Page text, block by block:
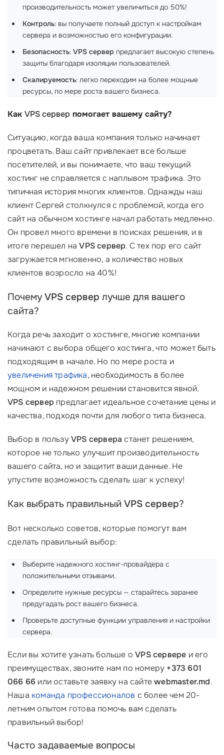
производительность может увеличиться до 50%!
Контроль: вы получаете полный доступ к настройкам
сервера и возможностью его конфигурации.
Безопасность: VPS сервер предлагает высокую степень
защиты благодаря изоляции пользователей.
Скалируемость: легко переходим на более мощные
ресурсы, по мере роста вашего бизнеса.
Как VPS сервер помогает вашему сайту?
Ситуацию, когда ваша компания только начинает
процветать. Ваш сайт привлекает все больше
посетителей, и вы понимаете, что ваш текущий
хостинг не справляется с наплывом трафика. Это
типичная история многих клиентов. Однажды наш
клиент Сергей столкнулся с проблемой, когда его
сайт на обычном хостинге начал работать медленно.
Он провел много времени в поисках решения, и в
итоге перешел наVPS сервер. С тех пор его сайт
загружается мгновенно, а количество новых
клиентов возросло на 40%!
Почему VPS сервер лучше для вашего
сайта?
Когда речь заходит о хостинге, многие компании
начинают с выбора общего хостинга, что может быть
подходящим в начале. Но по мере роста и
увеличения трафика, необходимость в более
мощном и надежном решении становится явной.
VPS сервер предлагает идеальное сочетание цены и
качества, подходя почти для любого типа бизнеса.
Выбор в пользуVPS сервера станет решением,
которое не только улучшит производительность
вашего сайта, но и защитит ваши данные. Не
упустите возможность сделать шаг к успеху!
Как выбрать правильный VPS сервер?
Вот несколько советов, которые помогут вам
сделать правильный выбор:
Выберите надежного хостинг-провайдера с
положительными отзывами.
Определите нужные ресурсы — старайтесь заранее
предугадать рост вашего бизнеса.
Проверьте доступные функции управления и настройки
сервера.
Если вы хотите узнать больше оVPS сервере и его
преимуществах, звоните нам по номеру +373 601
066 66 или оставьте заявку на сайтеwebmaster.md.
Наша команда профессионалов с более чем 20-
летним опытом готова помочь вам сделать
правильный выбор!
Часто задаваемые вопросы